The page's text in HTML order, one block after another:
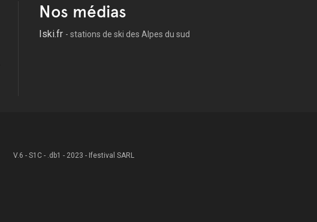
Nos médias
Iski.fr - stations de ski des Alpes du sud
V.6 - S1C - .db1 - 2023 - Ifestival SARL